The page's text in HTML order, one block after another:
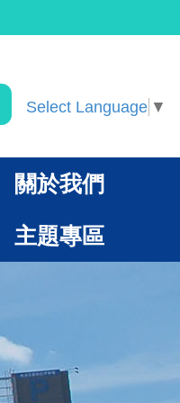
Select Language ▼
關於我們
主題專區